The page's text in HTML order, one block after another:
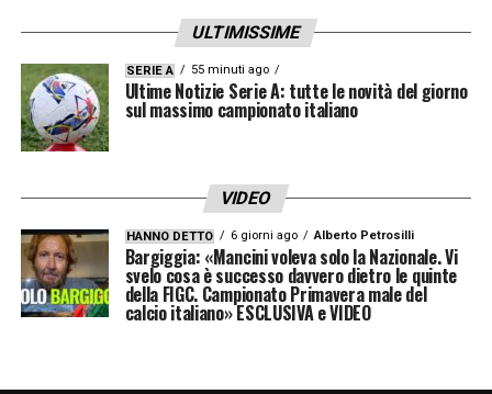
maglia da titolare.
LA PLAYLIST DELLE NOSTRE TOP NEWS
ULTIMISSIME
SERIE A 55 minuti ago
Ultime Notizie Serie A: tutte le novità del giorno
sul massimo campionato italiano
VIDEO
HANNO DETTO 6 giorni ago Alberto Petrosilli
Bargiggia: «Mancini voleva solo la Nazionale. Vi
svelo cosa è successo davvero dietro le quinte
della FIGC. Campionato Primavera male del
calcio italiano» ESCLUSIVA e VIDEO